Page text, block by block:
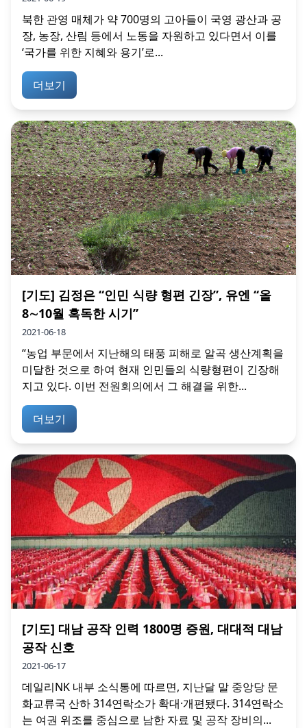
북한 관영 매체가 약 700명의 고아들이 국영 광산과 공
장, 농장, 산림 등에서 노동을 자원하고 있다면서 이를
‘국가를 위한 지혜와 용기’로...
더보기
[기도] 김정은 “인민 식량 형편 긴장”, 유엔 “올
8∼10월 혹독한 시기”
2021-06-18
“농업 부문에서 지난해의 태풍 피해로 알곡 생산계획을
미달한 것으로 하여 현재 인민들의 식량형편이 긴장해
지고 있다. 이번 전원회의에서 그 해결을 위한...
더보기
[기도] 대남 공작 인력 1800명 증원, 대대적 대남
공작 신호
2021-06-17
데일리NK 내부 소식통에 따르면, 지난달 말 중앙당 문
화교류국 산하 314연락소가 확대·개편됐다. 314연락소
는 여권 위조를 중심으로 남한 자료 및 공작 장비의...